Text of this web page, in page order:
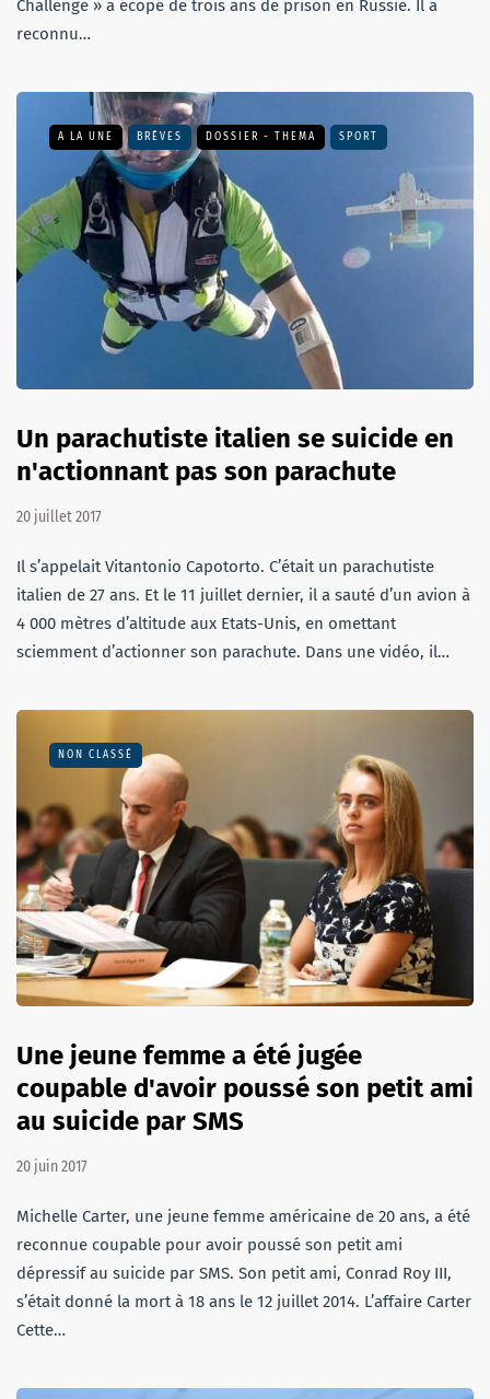
Challenge » a écopé de trois ans de prison en Russie. Il a
reconnu…
A LA UNE BRÈVES DOSSIER - THEMA SPORT
Un parachutiste italien se suicide en
n'actionnant pas son parachute
20 juillet 2017
Il s’appelait Vitantonio Capotorto. C’était un parachutiste
italien de 27 ans. Et le 11 juillet dernier, il a sauté d’un avion à
4 000 mètres d’altitude aux Etats-Unis, en omettant
sciemment d’actionner son parachute. Dans une vidéo, il…
NON CLASSÉ
Une jeune femme a été jugée
coupable d'avoir poussé son petit ami
au suicide par SMS
20 juin 2017
Michelle Carter, une jeune femme américaine de 20 ans, a été
reconnue coupable pour avoir poussé son petit ami
dépressif au suicide par SMS. Son petit ami, Conrad Roy III,
s’était donné la mort à 18 ans le 12 juillet 2014. L’affaire Carter
Cette…